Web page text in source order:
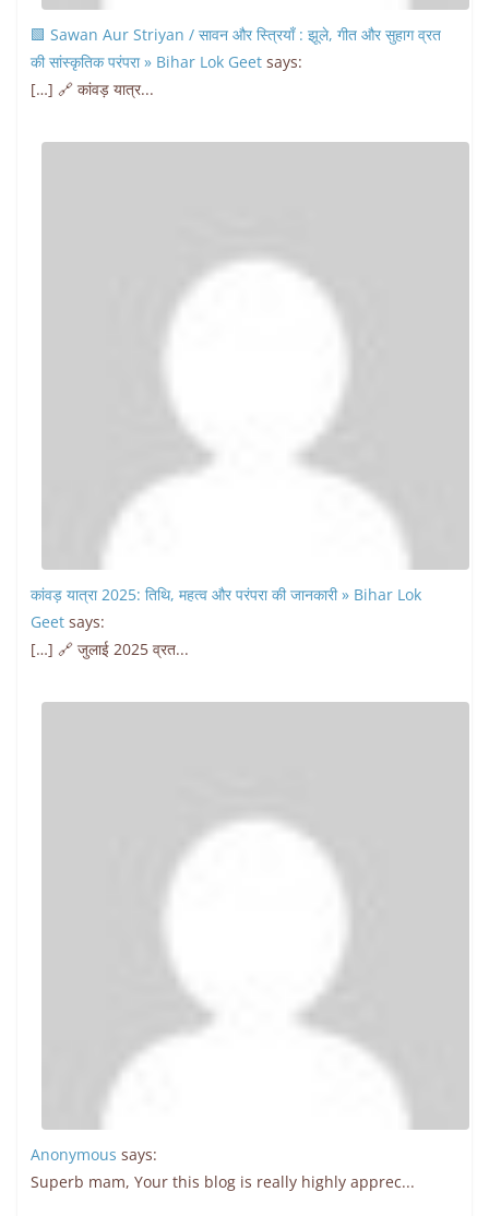
🟩 Sawan Aur Striyan / सावन और स्त्रियाँ : झूले, गीत और सुहाग व्रत
की सांस्कृतिक परंपरा » Bihar Lok Geet says:
[…] 🔗 कांवड़ यात्र...
कांवड़ यात्रा 2025: तिथि, महत्व और परंपरा की जानकारी » Bihar Lok
Geet says:
[…] 🔗 जुलाई 2025 व्रत...
Anonymous says:
Superb mam, Your this blog is really highly apprec...